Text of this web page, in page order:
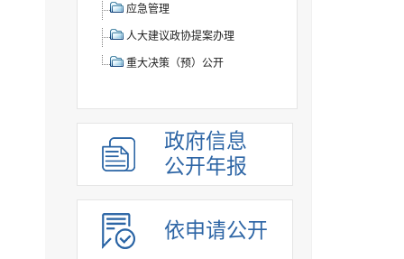
应急管理
人大建议政协提案办理
重大决策（预）公开
政府信息
公开年报
依申请公开